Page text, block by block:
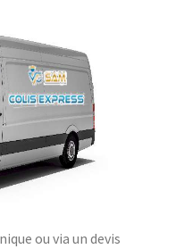
ou via un devis